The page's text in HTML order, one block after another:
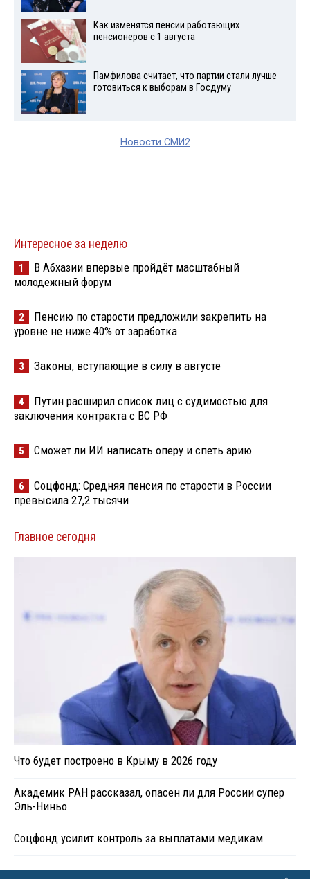
Как изменятся пенсии работающих
пенсионеров с 1 августа
Памфилова считает, что партии стали лучше
готовиться к выборам в Госдуму
Новости СМИ2
Интересное за неделю
1
В Абхазии впервые пройдёт масштабный
молодёжный форум
2
Пенсию по старости предложили закрепить на
уровне не ниже 40% от заработка
3 Законы, вступающие в силу в августе
4
Путин расширил список лиц с судимостью для
заключения контракта с ВС РФ
5 Сможет ли ИИ написать оперу и спеть арию
6
Соцфонд: Средняя пенсия по старости в России
превысила 27,2 тысячи
Главное сегодня
Что будет построено в Крыму в 2026 году
Академик РАН рассказал, опасен ли для России супер
Эль-Ниньо
Соцфонд усилит контроль за выплатами медикам